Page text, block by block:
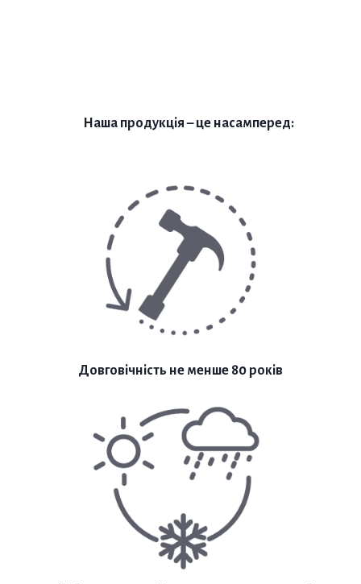
Наша продукція – це насамперед:
Довговічність не менше 80 років